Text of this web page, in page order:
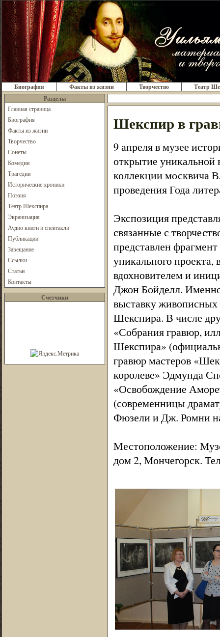
Биография Факты из жизни Творчество
Театр
Разделы
Главная страница
Биография
Факты из жизни
Творчество
Сонеты
Комедии
Трагедии
Исторические хроники
Поэзия
Театр Шекспира
Экранизация
Аудио книги и спектакли
Публикации
Завещание
Ссылки
Статьи
Контакты
Счетчики
Шекспир в
9 апреля в музее
открытие уникальной
коллекции москвича
проведения Года
Экспозиция
связанные с
представлен
уникального
вдохновителем и
Джон Бойделл.
выставку
Шекспира. В числе
«Собрания гравюр,
Шекспира»
гравюр мастеров
королеве» Эдмунда
«Освобождение
(современницы
Фюзели и Дж. Ромни
Местоположение:
дом 2, Мончегорск.